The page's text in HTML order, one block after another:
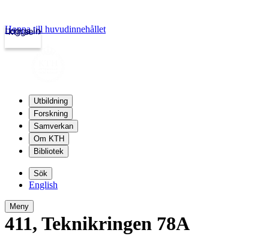
kth.se
Logga in
Hoppa till huvudinnehållet
Utbildning
Forskning
Samverkan
Om KTH
Bibliotek
Sök
English
Meny
411, Teknikringen 78A